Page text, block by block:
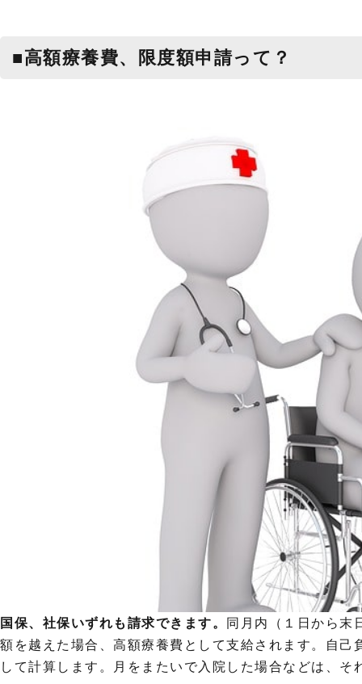
■高額療養費、限度額申請って？
国保、社保いずれも請求できます。
同月内（１日から末
額を越えた場合、高額療養費として支給されます。自
して計算します。月をまたいで入院した場合などは、そ